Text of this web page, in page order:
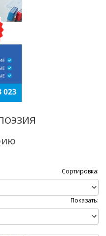
Сортировка:
Показать: